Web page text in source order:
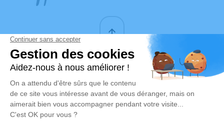
MENTIONS LÉGALES
ADMINISTRATIONS